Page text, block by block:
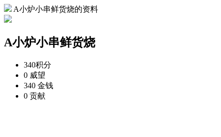
A小炉小串鲜货烧的资料
A小炉小串鲜货烧
340积分
0 威望
340 金钱
0 贡献